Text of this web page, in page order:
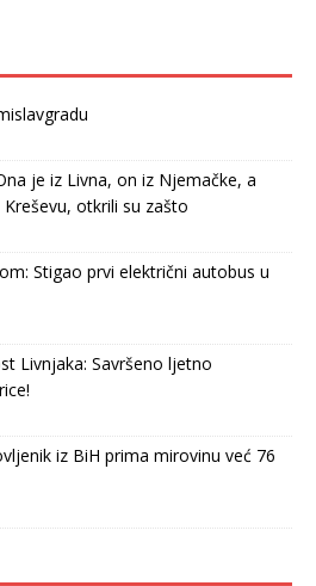
je iz Livna, on iz Njemačke, a
otkrili su zašto
Stigao prvi električni autobus u
Livnjaka: Savršeno ljetno
iz BiH prima mirovinu već 76